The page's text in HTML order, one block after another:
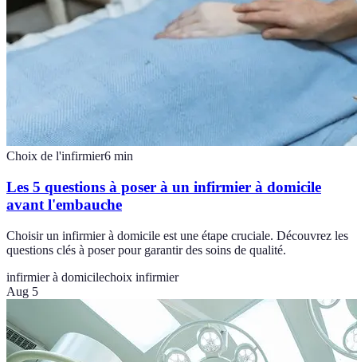
Choix de l'infirmier6 min
Les 5 questions à poser à un infirmier à domicile
avant l'embauche
Choisir un infirmier à domicile est une étape cruciale. Découvrez les
questions clés à poser pour garantir des soins de qualité.
infirmier à domicilechoix infirmier
Aug 5